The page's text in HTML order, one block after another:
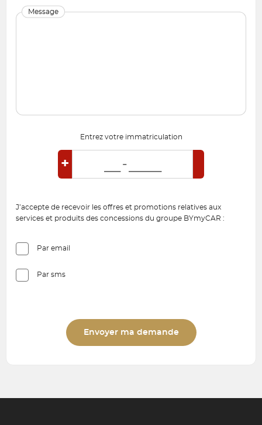
Message
Entrez votre immatriculation
+
J’accepte de recevoir les offres et promotions relatives aux
services et produits des concessions du groupe BYmyCAR :
Par email
Par sms
Envoyer ma demande